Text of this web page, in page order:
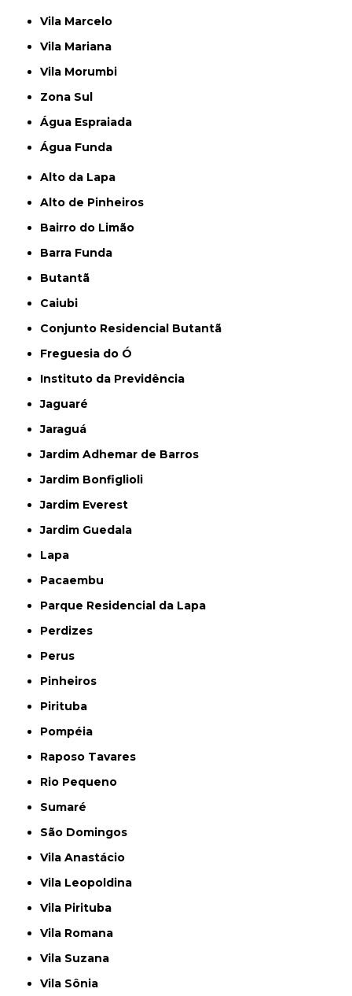
Vila Marcelo
Vila Mariana
Vila Morumbi
Zona Sul
Água Espraiada
Água Funda
Alto da Lapa
Alto de Pinheiros
Bairro do Limão
Barra Funda
Butantã
Caiubi
Conjunto Residencial Butantã
Freguesia do Ó
Instituto da Previdência
Jaguaré
Jaraguá
Jardim Adhemar de Barros
Jardim Bonfiglioli
Jardim Everest
Jardim Guedala
Lapa
Pacaembu
Parque Residencial da Lapa
Perdizes
Perus
Pinheiros
Pirituba
Pompéia
Raposo Tavares
Rio Pequeno
Sumaré
São Domingos
Vila Anastácio
Vila Leopoldina
Vila Pirituba
Vila Romana
Vila Suzana
Vila Sônia